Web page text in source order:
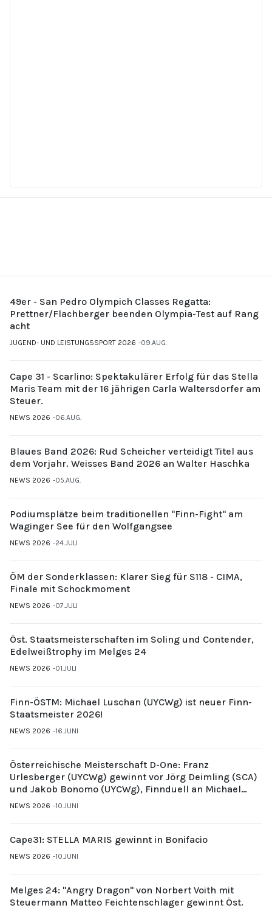
49er - San Pedro Olympich Classes Regatta:
Prettner/Flachberger beenden Olympia-Test auf Rang
acht
JUGEND- UND LEISTUNGSSPORT 2026 09.AUG.
Cape 31 - Scarlino: Spektakulärer Erfolg für das Stella
Maris Team mit der 16 jährigen Carla Waltersdorfer am
Steuer.
NEWS 2026 06.AUG.
Blaues Band 2026: Rud Scheicher verteidigt Titel aus
dem Vorjahr. Weisses Band 2026 an Walter Haschka
NEWS 2026 05.AUG.
Podiumsplätze beim traditionellen "Finn-Fight" am
Waginger See für den Wolfgangsee
NEWS 2026 24.JULI
ÖM der Sonderklassen: Klarer Sieg für S118 - CIMA,
Finale mit Schockmoment
NEWS 2026 07.JULI
Öst. Staatsmeisterschaften im Soling und Contender,
Edelweißtrophy im Melges 24
NEWS 2026 01.JULI
Finn-ÖSTM: Michael Luschan (UYCWg) ist neuer Finn-
Staatsmeister 2026!
NEWS 2026 16.JUNI
Österreichische Meisterschaft D-One: Franz
Urlesberger (UYCWg) gewinnt vor Jörg Deimling (SCA)
und Jakob Bonomo (UYCWg), Finnduell an Michael
Gubi (UYCMo)
NEWS 2026 10.JUNI
Cape31: STELLA MARIS gewinnt in Bonifacio
NEWS 2026 10.JUNI
Melges 24: "Angry Dragon" von Norbert Voith mit
Steuermann Matteo Feichtenschlager gewinnt Öst.